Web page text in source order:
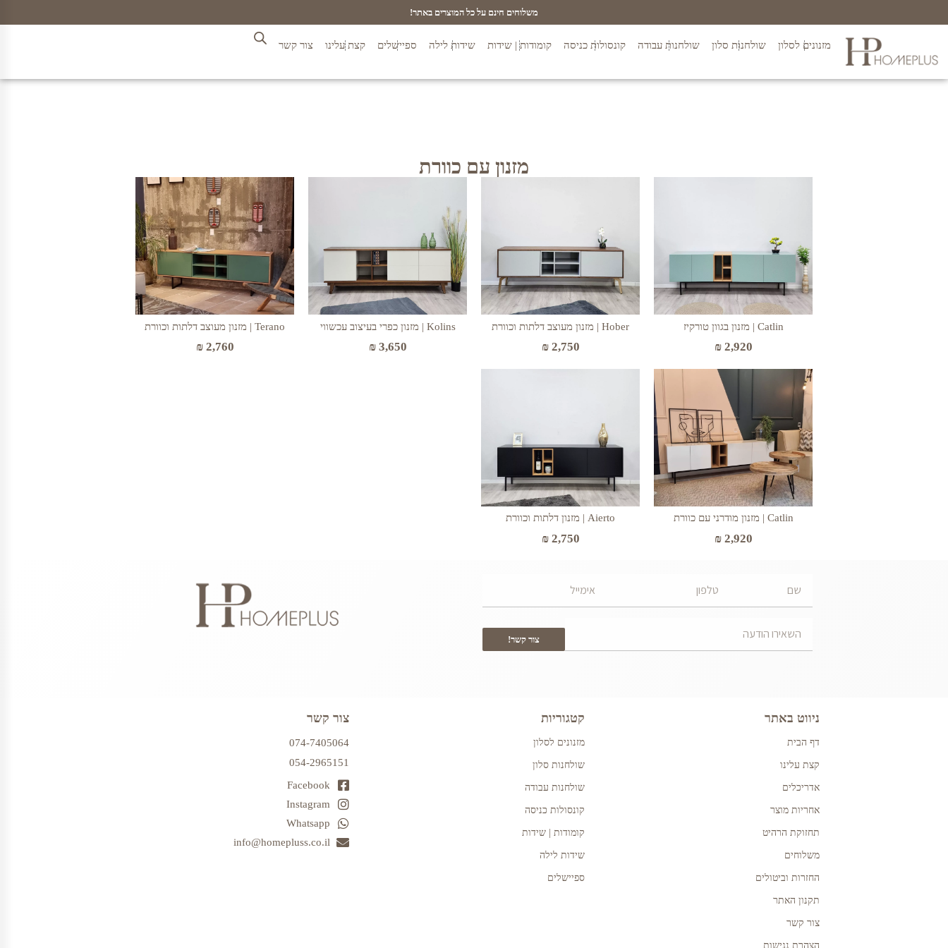
משלוחים חינם על כל המוצרים באתר!
מזנונים לסלון שולחנות סלון שולחנות עבודה קונסולות כניסה קומודות | שידות שידות לילה ספיישלים קצת עלינו צור קשר
מזנון עם כוורת
Catlin | מזנון בגוון טורקיז
₪2,920
Hober | מזנון מעוצב דלתות וכוורת
₪2,750
Kolins | מזנון כפרי בעיצוב עכשווי
₪3,650
Terano | מזנון מעוצב דלתות וכוורת
₪2,760
Catlin | מזנון מודרני עם כוורת
₪2,920
Aierto | מזנון דלתות וכוורת
₪2,750
צור קשר!
ניווט באתר
דף הבית
קצת עלינו
אדריכלים
אחריות מוצר
תחזוקת הרהיט
משלוחים
החזרות וביטולים
תקנון האתר
צור קשר
הצהרת נגישות
קטגוריות
מזנונים לסלון
שולחנות סלון
שולחנות עבודה
קונסולות כניסה
קומודות | שידות
שידות לילה
ספיישלים
צור קשר
074-7405064
054-2965151
Facebook
Instagram
Whatsapp
info@homepluss.co.il